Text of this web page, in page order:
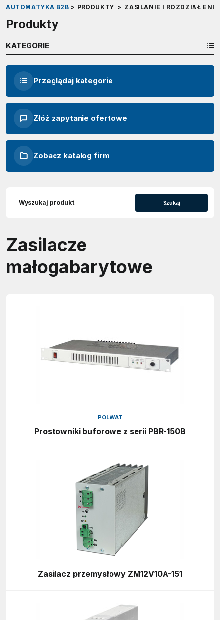
AUTOMATYKA B2B > PRODUKTY > ZASILANIE I ROZDZIAŁ
Produkty
KATEGORIE
Przeglądaj kategorie
Złóż zapytanie ofertowe
Zobacz katalog firm
Szukaj
Zasilacze
małogabarytowe
POLWAT
Prostowniki buforowe z serii PBR-150B
Zasilacz przemysłowy ZM12V10A-151